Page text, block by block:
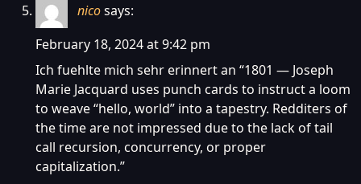
nicosays:
February 18, 2024 at 9:42 pm
Ich fuehlte mich sehr erinnert an “1801 — Joseph
Marie Jacquard uses punch cards to instruct a loom
to weave “hello, world” into a tapestry. Redditers of
the time are not impressed due to the lack of tail
call recursion, concurrency, or proper
capitalization.”